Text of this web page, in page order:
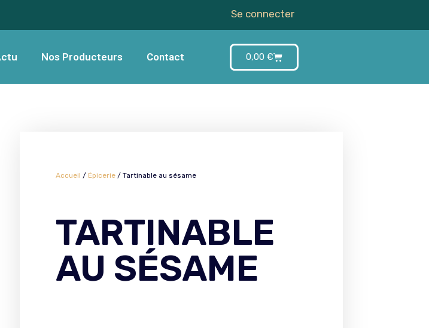
Se connecter
Nos Producteurs Contact 0,00 €
Accueil / Épicerie / Tartinable au sésame
TARTINABLE
AU SÉSAME